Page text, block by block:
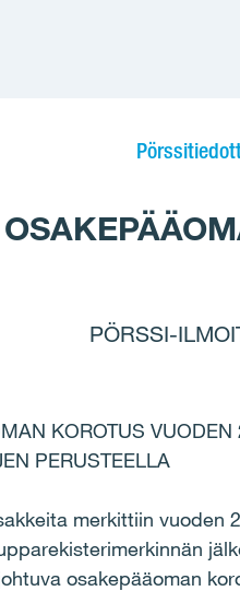
PÖRSSI-
KOROTUS
PERUSTEELLA
merkittiin
osakepääoman